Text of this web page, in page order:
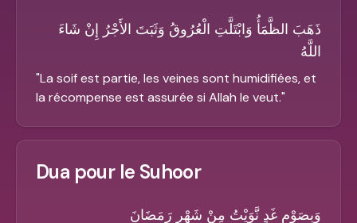
ذَهَبَ الظَّمَأُ وَابْتَلَّتِ الْعُرُوقُ وَثَبَتَ الأَجْرُ إِنْ شَاءَ
اللَّهُ
"La soif est partie, les veines sont humidifiées, et
la récompense est assurée si Allah le veut."
Dua pour le Suhoor
وَبِصَوْمِ غَدٍ نَّوَيْتُ مِنْ شَهْرِ رَمَضَانَ